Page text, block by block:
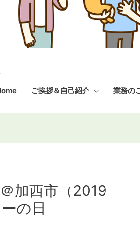
ご挨拶＆自己紹介 業務の
加西市（2019
の日